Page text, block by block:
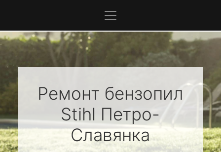
Ремонт бензопил
Stihl Петро-
Славянка